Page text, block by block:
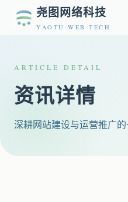
尧图网络科技
YAOTU WEB TECH
ARTICLE DETAIL
资讯详情
深耕网站建设与运营推广的